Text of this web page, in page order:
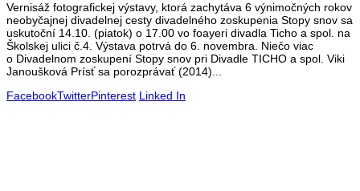
Vernisáž fotografickej výstavy, ktorá zachytáva 6 výnimočných rokov
neobyčajnej divadelnej cesty divadelného zoskupenia Stopy snov sa
uskutoční 14.10. (piatok) o 17.00 vo foayeri divadla Ticho a spol. na
Školskej ulici č.4. Výstava potrvá do 6. novembra. Niečo viac
o Divadelnom zoskupení Stopy snov pri Divadle TICHO a spol. Viki
Janoušková Prísť sa porozprávať (2014)...
FacebookTwitterPinterest Linked In